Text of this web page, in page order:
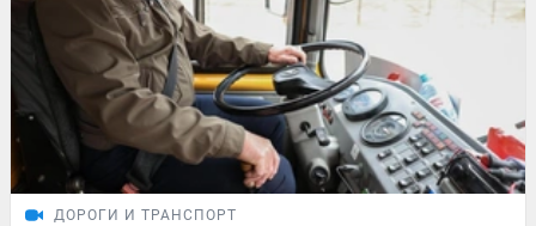
ДОРОГИ И ТРАНСПОРТ